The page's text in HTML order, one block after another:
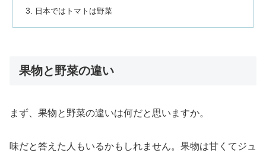
日本ではトマトは野菜
果物と野菜の違い
まず、果物と野菜の違いは何だと思いますか。
味だと答えた人もいるかもしれません。果物は甘くてジュ